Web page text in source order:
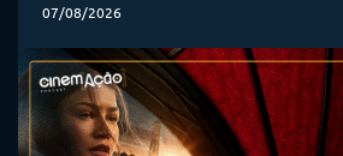
07/08/2026